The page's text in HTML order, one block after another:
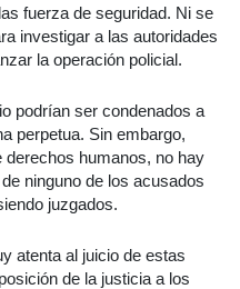
fuerza de seguridad. Ni se
investigar a las autoridades
la operación policial.
podrían ser condenados a
perpetua. Sin embargo,
derechos humanos, no hay
ninguno de los acusados
juzgados.
atenta al juicio de estas
de la justicia a los